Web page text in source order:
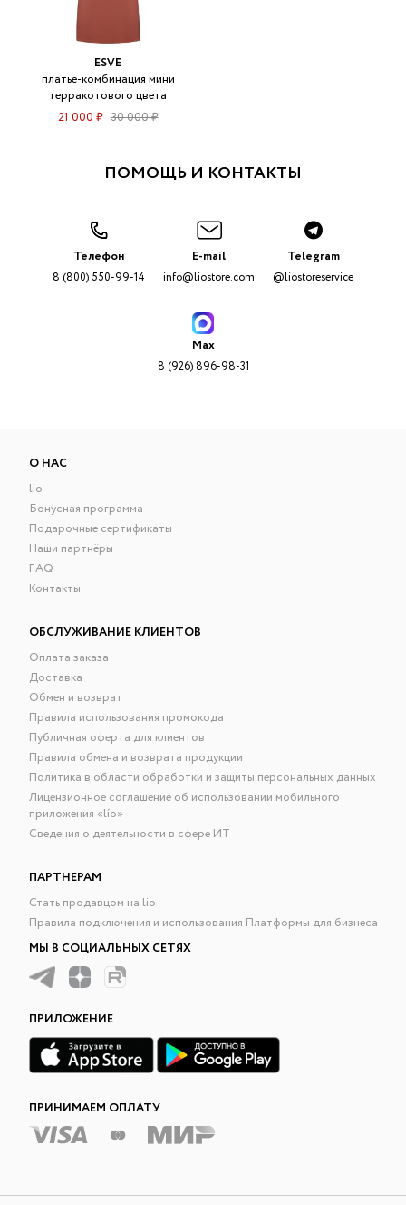
ESVE
платье-комбинация мини
терракотового цвета
21 000 ₽ 30 000 ₽
ПОМОЩЬ И КОНТАКТЫ
Телефон
8 (800) 550-99-14
E-mail
info@liostore.com
Telegram
@liostoreservice
Max
8 (926) 896-98-31
О НАС
lio
Бонусная программа
Подарочные сертификаты
Наши партнёры
FAQ
Контакты
ОБСЛУЖИВАНИЕ КЛИЕНТОВ
Оплата заказа
Доставка
Обмен и возврат
Правила использования промокода
Публичная оферта для клиентов
Правила обмена и возврата продукции
Политика в области обработки и защиты персональных данных
Лицензионное соглашение об использовании мобильного
приложения «lío»
Сведения о деятельности в сфере ИТ
ПАРТНЕРАМ
Стать продавцом на lio
Правила подключения и использования Платформы для бизнеса
МЫ В СОЦИАЛЬНЫХ СЕТЯХ
ПРИЛОЖЕНИЕ
ПРИНИМАЕМ ОПЛАТУ